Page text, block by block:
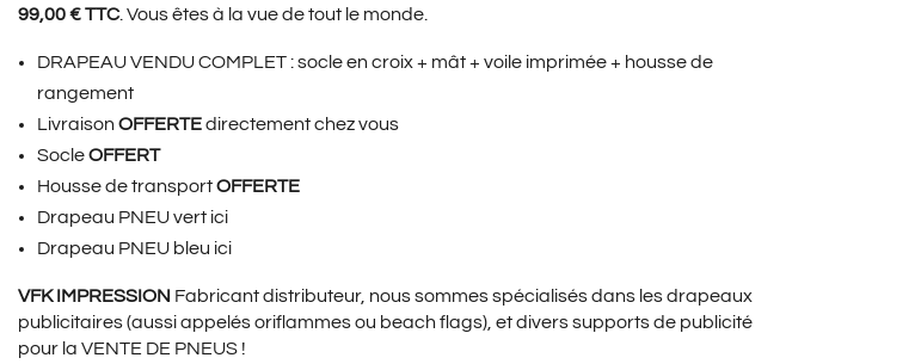
166,80€.99,00€.
99,00 € TTC. Vous êtes à la vue de tout le monde.
DRAPEAU VENDU COMPLET : socle en croix + mât + voile imprimée + housse de
rangement
LivraisonOFFERTEdirectement chez vous
SocleOFFERT
Housse de transportOFFERTE
Drapeau PNEU vert ici
Drapeau PNEU bleu ici
VFK IMPRESSION Fabricant distributeur, nous sommes spécialisés dans les drapeaux
publicitaires (aussi appelés oriflammes ou beach flags), et divers supports de publicité
pour la VENTE DE PNEUS !